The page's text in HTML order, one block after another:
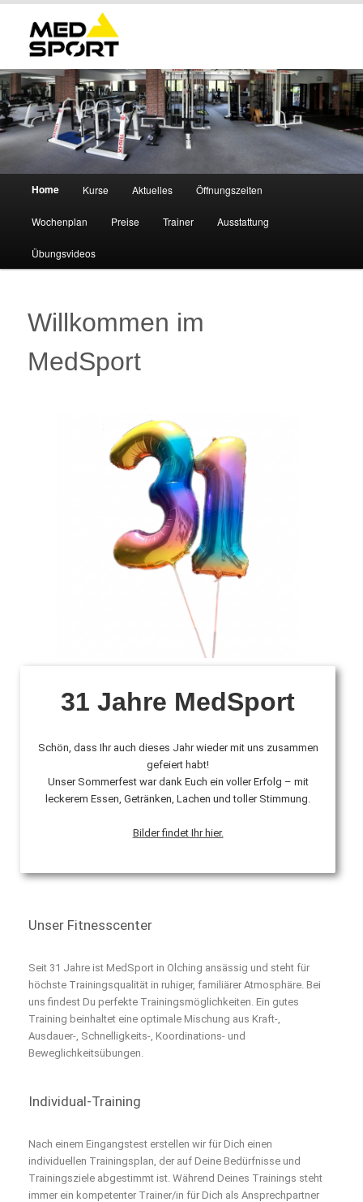
Hauptmenü
Zum
primären
Inhalt
Home Kurse Aktuelles Öffnungszeiten
Wochenplan Preise Trainer Ausstattung
Übungsvideos
Willkommen im
MedSport
31 Jahre MedSport
Schön, dass Ihr auch dieses Jahr wieder mit uns zusammen
gefeiert habt!
Unser Sommerfest war dank Euch ein voller Erfolg – mit
leckerem Essen, Getränken, Lachen und toller Stimmung.
Bilder findet Ihr hier.
Unser Fitnesscenter
Seit 31 Jahre ist MedSport in Olching ansässig und steht für
höchste Trainingsqualität in ruhiger, familiärer Atmosphäre. Bei
uns findest Du perfekte Trainingsmöglichkeiten. Ein gutes
Training beinhaltet eine optimale Mischung aus Kraft-,
Ausdauer-, Schnelligkeits-, Koordinations- und
Beweglichkeitsübungen.
Individual-Training
Nach einem Eingangstest erstellen wir für Dich einen
individuellen Trainingsplan, der auf Deine Bedürfnisse und
Trainingsziele abgestimmt ist. Während Deines Trainings steht
immer ein kompetenter Trainer/in für Dich als Ansprechpartner